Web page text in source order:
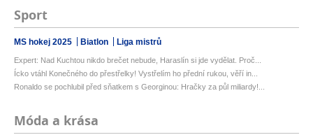
Sport
MS hokej 2025 Biatlon Liga mistrů
Expert: Nad Kuchtou nikdo brečet nebude, Haraslín si jde vydělat. Proč...
Ícko vtáhl Konečného do přestřelky! Vystřelím ho přední rukou, věří in...
Ronaldo se pochlubil před sňatkem s Georginou: Hračky za půl miliardy!...
Móda a krása